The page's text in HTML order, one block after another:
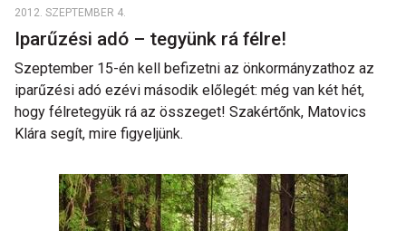
2012. SZEPTEMBER 4.
Iparűzési adó – tegyünk rá félre!
Szeptember 15-én kell befizetni az önkormányzathoz az
iparűzési adó ezévi második előlegét: még van két hét,
hogy félretegyük rá az összeget! Szakértőnk, Matovics
Klára segít, mire figyeljünk.